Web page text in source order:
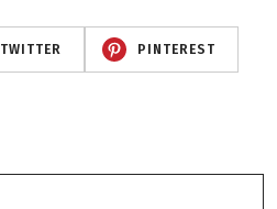
TWITTER PINTEREST